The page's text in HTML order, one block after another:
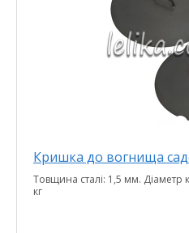
Кришка до вогнища
Товщина сталі: 1,5 мм.
кг